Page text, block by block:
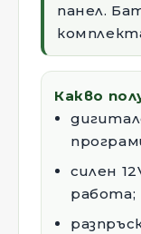
панел.
Какво
силен
работа;